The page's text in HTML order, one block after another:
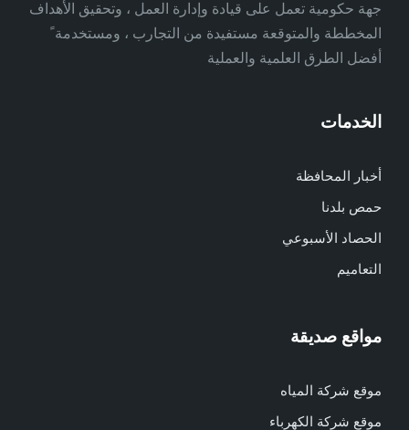
جهة حكومية تعمل على قيادة وإدارة العمل ، وتحقيق الأهداف
المخططة والمتوقعة مستفيدة من التجارب ، ومستخدمة ً
أفضل الطرق العلمية والعملية
الخدمات
أخبار المحافظة
حمص بلدنا
الحصاد الأسبوعي
التعاميم
مواقع صديقة
موقع شركة المياه
موقع شركة الكهرباء